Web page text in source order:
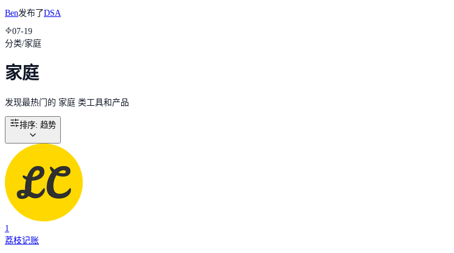
Ben发布了DSA
07-19
分类/家庭
家庭
发现最热门的 家庭 类工具和产品
排序: 趋势
1
荔枝记账